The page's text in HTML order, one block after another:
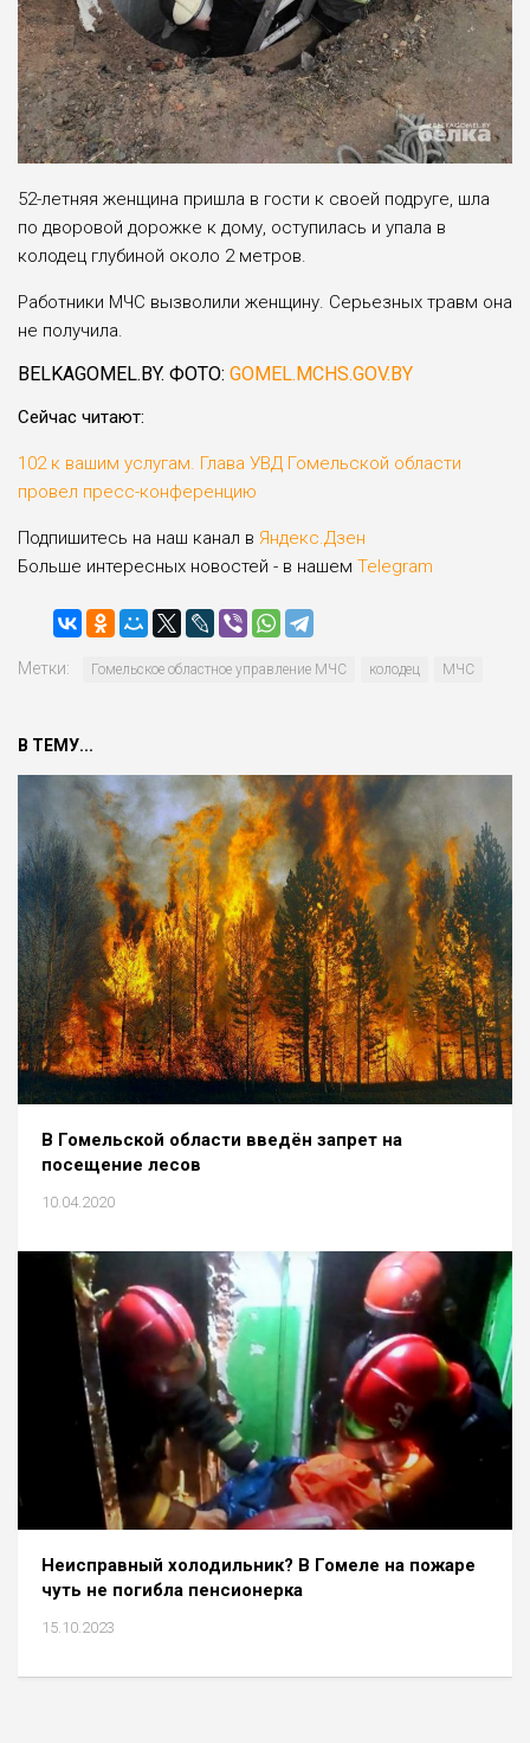
52-летняя женщина пришла в гости к своей подруге, шла
по дворовой дорожке к дому, оступилась и упала в
колодец глубиной около 2 метров.
Работники МЧС вызволили женщину. Серьезных травм она
не получила.
BELKAGOMEL.BY. ФОТО: GOMEL.MCHS.GOV.BY
Сейчас читают:
102 к вашим услугам. Глава УВД Гомельской области
провел пресс-конференцию
Подпишитесь на наш канал в Яндекс.Дзен
Больше интересных новостей - в нашем Telegram
Метки: Гомельское областное управление МЧС колодец МЧС
В ТЕМУ...
В Гомельской области введён запрет на
посещение лесов
10.04.2020
Неисправный холодильник? В Гомеле на пожаре
чуть не погибла пенсионерка
15.10.2023